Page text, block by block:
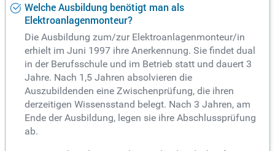
Welche Ausbildung benötigt man als
Elektroanlagenmonteur?
Die Ausbildung zum/zur Elektroanlagenmonteur/in
erhielt im Juni 1997 ihre Anerkennung. Sie findet dual
in der Berufsschule und im Betrieb statt und dauert 3
Jahre. Nach 1,5 Jahren absolvieren die
Auszubildenden eine Zwischenprüfung, die ihren
derzeitigen Wissensstand belegt. Nach 3 Jahren, am
Ende der Ausbildung, legen sie ihre Abschlussprüfung
ab.